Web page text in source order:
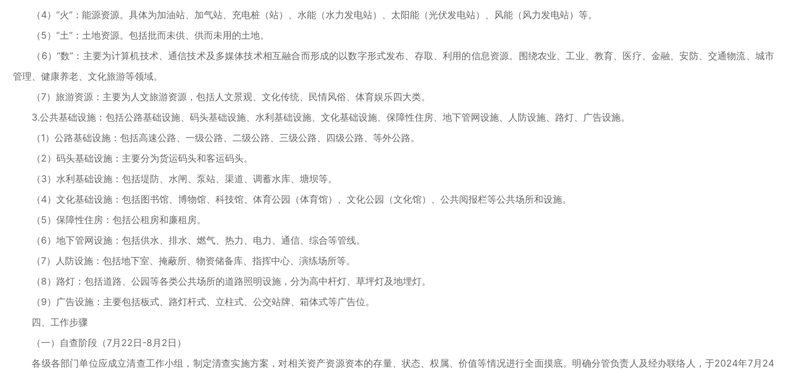
（4）“火”：能源资源。具体为加油站、加气站、充电桩（站）、水能（水力发电站）、太阳能（光伏发电站）、风能（风力发电站）等。
（5）“土”：土地资源。包括批而未供、供而未用的土地。
（6）“数”：主要为计算机技术、通信技术及多媒体技术相互融合而形成的以数字形式发布、存取、利用的信息资源。围绕农业、工业、教育、医疗、金融、安防、交通物流、城市
管理、健康养老、文化旅游等领域。
（7）旅游资源：主要为人文旅游资源，包括人文景观、文化传统、民情风俗、体育娱乐四大类。
3.公共基础设施：包括公路基础设施、码头基础设施、水利基础设施、文化基础设施、保障性住房、地下管网设施、人防设施、路灯、广告设施。
（1）公路基础设施：包括高速公路、一级公路、二级公路、三级公路、四级公路、等外公路。
（2）码头基础设施：主要分为货运码头和客运码头。
（3）水利基础设施：包括堤防、水闸、泵站、渠道、调蓄水库、塘坝等。
（4）文化基础设施：包括图书馆、博物馆、科技馆、体育公园（体育馆）、文化公园（文化馆）、公共阅报栏等公共场所和设施。
（5）保障性住房：包括公租房和廉租房。
（6）地下管网设施：包括供水、排水、燃气、热力、电力、通信、综合等管线。
（7）人防设施：包括地下室、掩蔽所、物资储备库、指挥中心、演练场所等。
（8）路灯：包括道路、公园等各类公共场所的道路照明设施，分为高中杆灯、草坪灯及地埋灯。
（9）广告设施：主要包括板式、路灯杆式、立柱式、公交站牌、箱体式等广告位。
四、工作步骤
（一）自查阶段（7月22日-8月2日）
各级各部门单位应成立清查工作小组，制定清查实施方案，对相关资产资源资本的存量、状态、权属、价值等情况进行全面摸底。明确分管负责人及经办联络人，于2024年7月24